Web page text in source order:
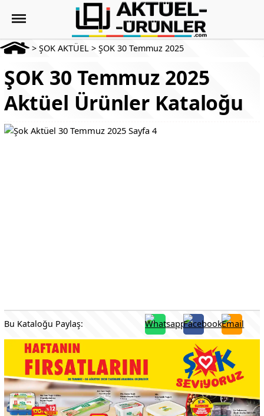
> ŞOK AKTÜEL > ŞOK 30 Temmuz 2025
ŞOK 30 Temmuz 2025
Aktüel Ürünler Kataloğu
Bu Kataloğu Paylaş: